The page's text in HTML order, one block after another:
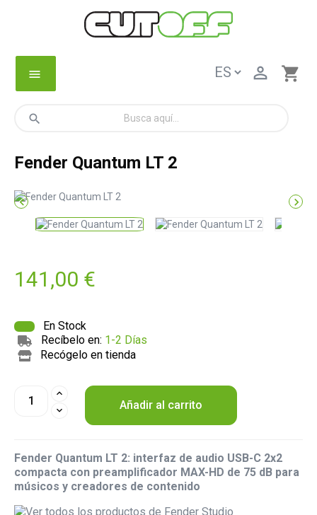
menu shopping_cart

search
Fender Quantum LT 2
 
141,00 €
En Stock
Recíbelo en: 1-2 Días
Recógelo en tienda
Añadir al carrito
Fender Quantum LT 2: interfaz de audio USB-C 2x2
compacta con preamplificador MAX-HD de 75 dB para
músicos y creadores de contenido